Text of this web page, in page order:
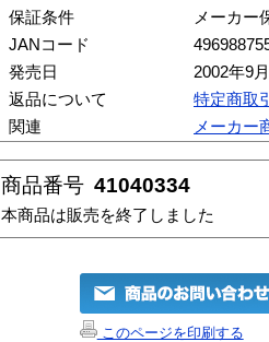
保証条件
メーカー
JANコード
発売日
2002年9
返品について
特定商取
関連
メーカー
商品番号 41040334
本商品は販売を終了しました
このページを印刷する